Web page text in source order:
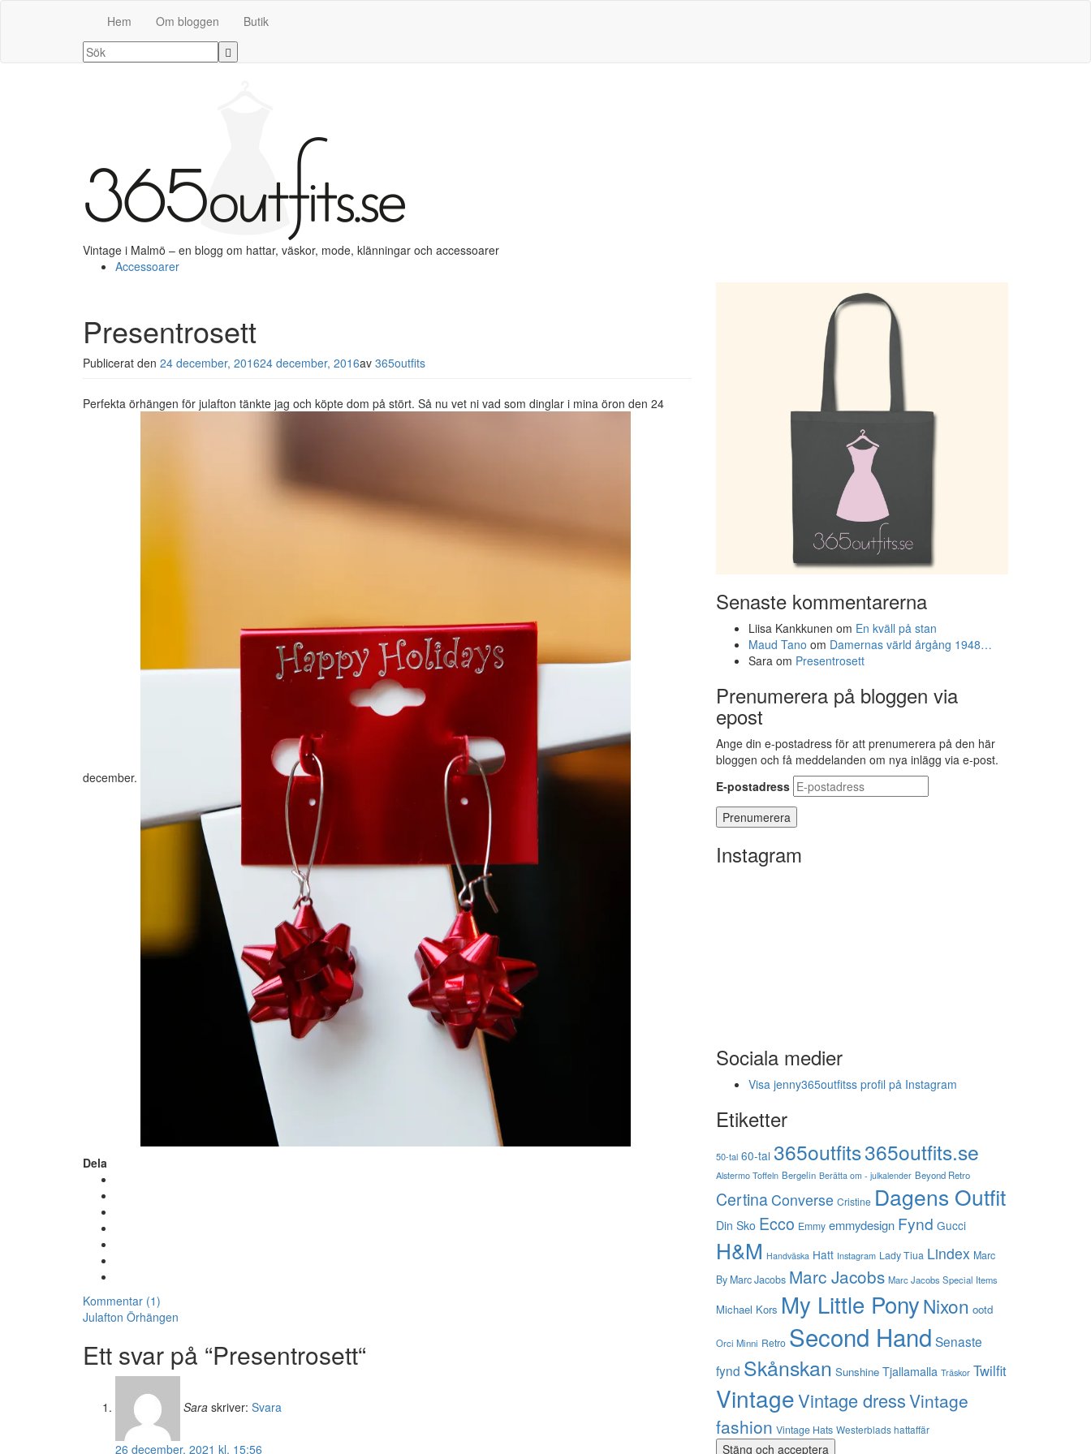
Hem Om bloggen Butik
Vintage i Malmö – en blogg om hattar, väskor, mode, klänningar och accessoarer
Accessoarer
Presentrosett
Publicerat den 24 december, 201624 december, 2016av 365outfits
Perfekta örhängen för julafton tänkte jag och köpte dom på stört. Så nu vet ni vad som dinglar i mina öron den 24
december.
Dela
Kommentar (1)
Julafton Örhängen
Ett svar på “Presentrosett“
Sara skriver: Svara
26 december, 2021 kl. 15:56
Senaste kommentarerna
Liisa Kankkunen om En kväll på stan
Maud Tano om Damernas värld årgång 1948…
Sara om Presentrosett
Prenumerera på bloggen via
epost
Ange din e-postadress för att prenumerera på den här
bloggen och få meddelanden om nya inlägg via e-post.
E-postadress
Instagram
Sociala medier
Visa jenny365outfitss profil på Instagram
Etiketter
50-tal 60-tal 365outfits365outfits.se
Alstermo Toffeln Bergelin Berätta om - julkalender Beyond Retro
CertinaConverse Cristine Dagens Outfit
Din Sko Ecco Emmy emmydesign Fynd Gucci
H&M Handväska Hatt Instagram Lady Tiua Lindex Marc
By Marc Jacobs Marc Jacobs Marc Jacobs Special Items
Michael Kors My Little PonyNixon ootd
Orci Minni Retro Second Hand Senaste
fynd Skånskan Sunshine Tjallamalla Träskor Twilfit
VintageVintage dressVintage
fashion Vintage Hats Westerblads hattaffär